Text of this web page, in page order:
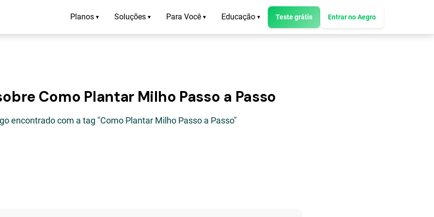
Planos ▾ Soluções ▾ Para Você ▾ Educação ▾ Teste grátis Entrar no Aegro
Como Plantar Milho Passo a Passo
encontrado com a tag "Como Plantar Milho Passo a Passo"